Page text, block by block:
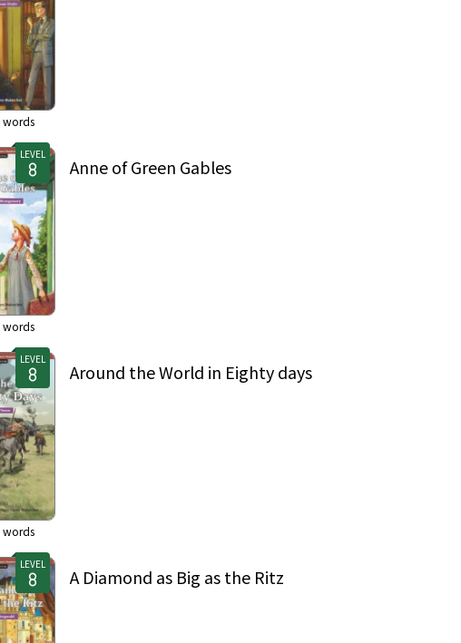
words
LEVEL
words
Anne of Green Gables
LEVEL
words
Around the World in Eighty days
LEVEL
A Diamond as Big as the Ritz